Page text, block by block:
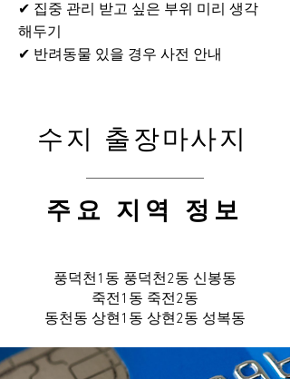
✔ 집중 관리 받고 싶은 부위 미리 생각
해두기
✔ 반려동물 있을 경우 사전 안내
수지 출장마사지
​주요 지역 정보
풍덕천1동 풍덕천2동 신봉동
죽전1동 죽전2동
​동천동 상현1동 상현2동 성복동